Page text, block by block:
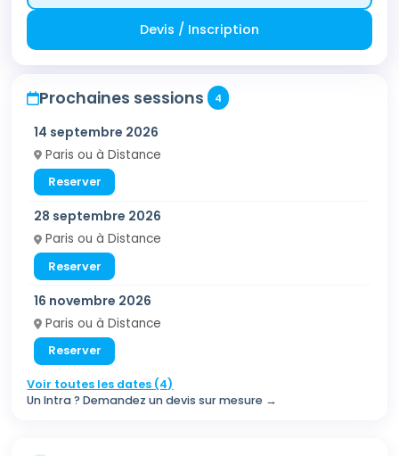
Devis / Inscription
Prochaines sessions 4
14 septembre 2026
Paris ou à Distance
Reserver
28 septembre 2026
Paris ou à Distance
Reserver
16 novembre 2026
Paris ou à Distance
Reserver
Voir toutes les dates (4)
Un Intra ? Demandez un devis sur mesure →